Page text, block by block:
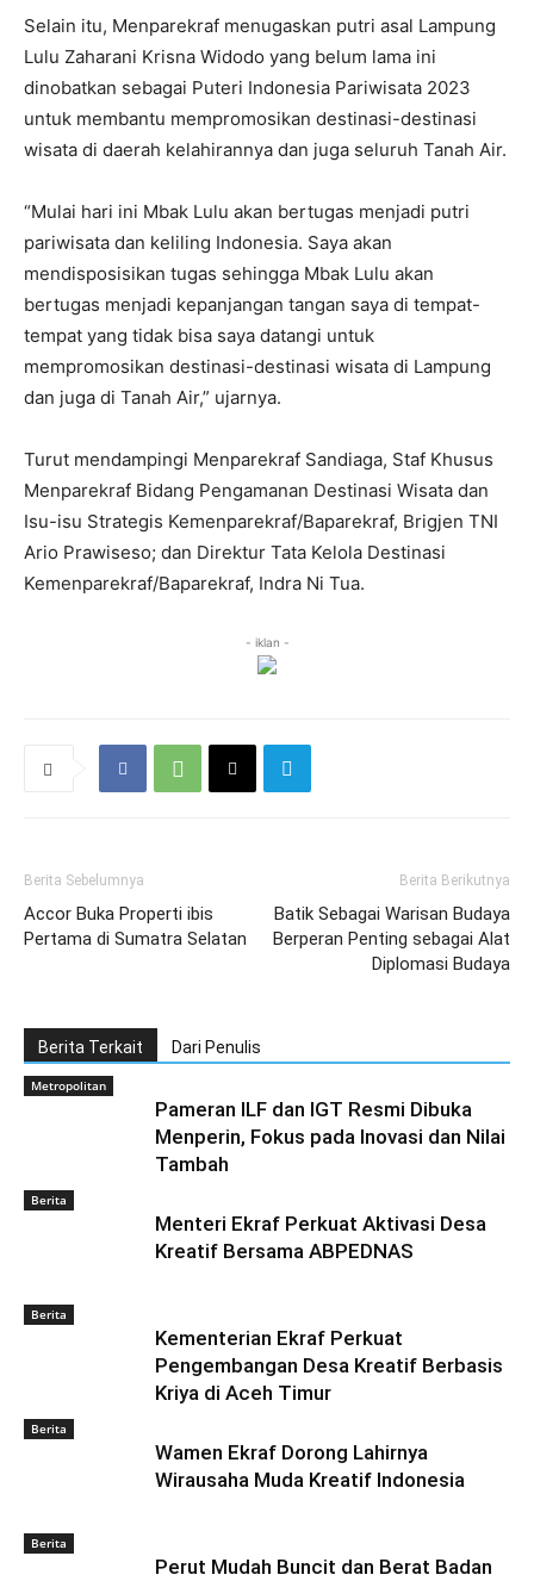
Selain itu, Menparekraf menugaskan putri asal Lampung
Lulu Zaharani Krisna Widodo yang belum lama ini
dinobatkan sebagai Puteri Indonesia Pariwisata 2023
untuk membantu mempromosikan destinasi-destinasi
wisata di daerah kelahirannya dan juga seluruh Tanah Air.
“Mulai hari ini Mbak Lulu akan bertugas menjadi putri
pariwisata dan keliling Indonesia. Saya akan
mendisposisikan tugas sehingga Mbak Lulu akan
bertugas menjadi kepanjangan tangan saya di tempat-
tempat yang tidak bisa saya datangi untuk
mempromosikan destinasi-destinasi wisata di Lampung
dan juga di Tanah Air,” ujarnya.
Turut mendampingi Menparekraf Sandiaga, Staf Khusus
Menparekraf Bidang Pengamanan Destinasi Wisata dan
Isu-isu Strategis Kemenparekraf/Baparekraf, Brigjen TNI
Ario Prawiseso; dan Direktur Tata Kelola Destinasi
Kemenparekraf/Baparekraf, Indra Ni Tua.
- iklan -
Berita Sebelumnya
Accor Buka Properti ibis
Pertama di Sumatra Selatan
Berita Berikutnya
Batik Sebagai Warisan Budaya
Berperan Penting sebagai Alat
Diplomasi Budaya
Berita Terkait Dari Penulis
Metropolitan
Pameran ILF dan IGT Resmi Dibuka
Menperin, Fokus pada Inovasi dan Nilai
Tambah
Berita
Menteri Ekraf Perkuat Aktivasi Desa
Kreatif Bersama ABPEDNAS
Berita
Kementerian Ekraf Perkuat
Pengembangan Desa Kreatif Berbasis
Kriya di Aceh Timur
Berita
Wamen Ekraf Dorong Lahirnya
Wirausaha Muda Kreatif Indonesia
Berita
Perut Mudah Buncit dan Berat Badan